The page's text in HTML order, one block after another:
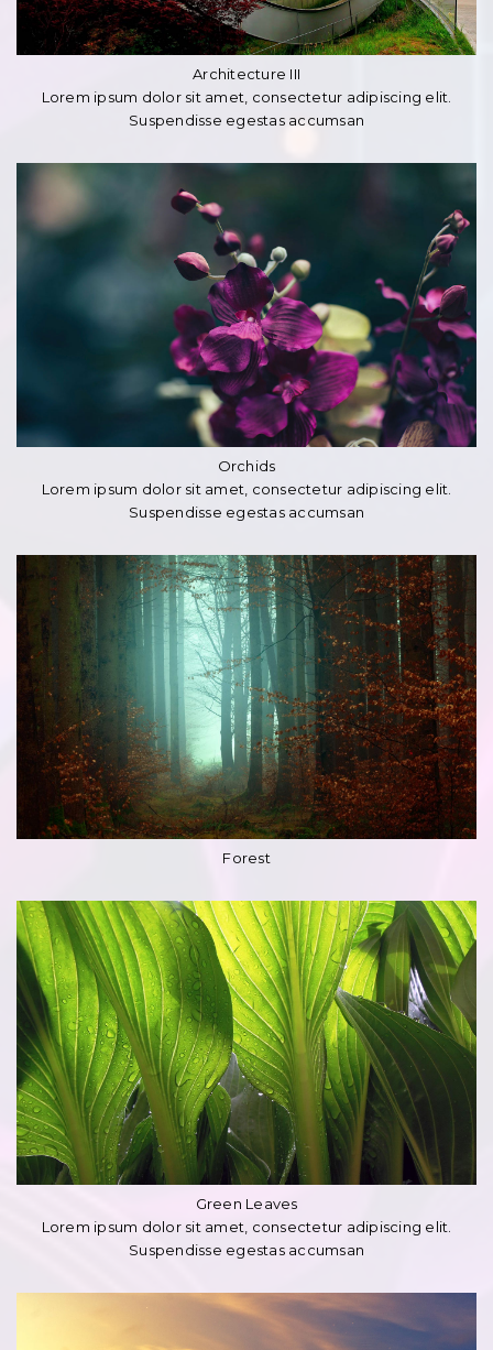
Architecture III
Lorem ipsum dolor sit amet, consectetur adipiscing elit.
Suspendisse egestas accumsan
Orchids
Lorem ipsum dolor sit amet, consectetur adipiscing elit.
Suspendisse egestas accumsan
Forest
Green Leaves
Lorem ipsum dolor sit amet, consectetur adipiscing elit.
Suspendisse egestas accumsan